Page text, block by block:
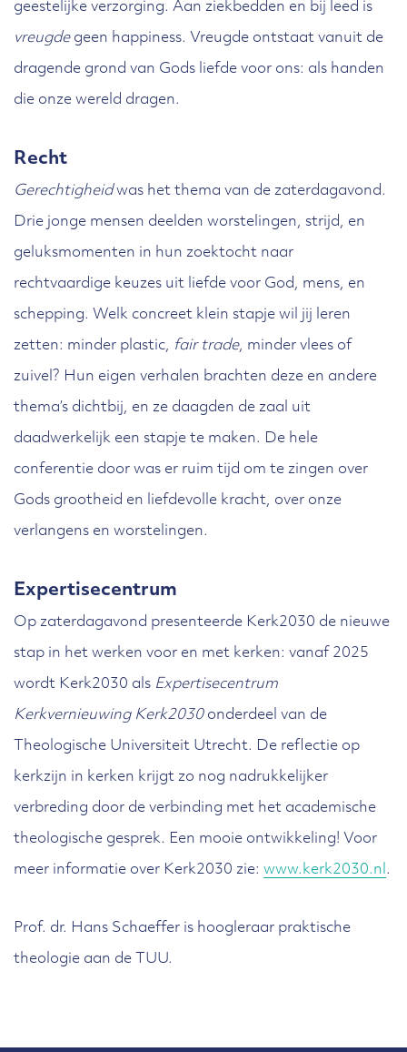
geestelijke verzorging. Aan ziekbedden en bij leed is
vreugdegeen happiness. Vreugde ontstaat vanuit de
dragende grond van Gods liefde voor ons: als handen
die onze wereld dragen.
Recht
Gerechtigheidwas het thema van de zaterdagavond.
Drie jonge mensen deelden worstelingen, strijd, en
geluksmomenten in hun zoektocht naar
rechtvaardige keuzes uit liefde voor God, mens, en
schepping. Welk concreet klein stapje wil jij leren
zetten: minder plastic, fair trade, minder vlees of
zuivel? Hun eigen verhalen brachten deze en andere
thema’s dichtbij, en ze daagden de zaal uit
daadwerkelijk een stapje te maken. De hele
conferentie door was er ruim tijd om te zingen over
Gods grootheid en liefdevolle kracht, over onze
verlangens en worstelingen.
Expertisecentrum
Op zaterdagavond presenteerde Kerk2030 de nieuwe
stap in het werken voor en met kerken: vanaf 2025
wordt Kerk2030 als Expertisecentrum
Kerkvernieuwing Kerk2030onderdeel van de
Theologische Universiteit Utrecht. De reflectie op
kerkzijn in kerken krijgt zo nog nadrukkelijker
verbreding door de verbinding met het academische
theologische gesprek. Een mooie ontwikkeling! Voor
meer informatie over Kerk2030 zie: www.kerk2030.nl .
Prof. dr. Hans Schaeffer is hoogleraar praktische
theologie aan de TUU.